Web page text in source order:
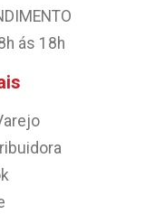
ás 18h